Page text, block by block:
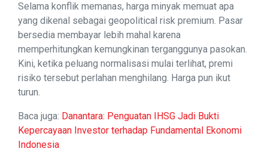
Selama konflik memanas, harga minyak memuat apa
yang dikenal sebagai geopolitical risk premium. Pasar
bersedia membayar lebih mahal karena
memperhitungkan kemungkinan terganggunya pasokan.
Kini, ketika peluang normalisasi mulai terlihat, premi
risiko tersebut perlahan menghilang. Harga pun ikut
turun.
Baca juga: Danantara: Penguatan IHSG Jadi Bukti
Kepercayaan Investor terhadap Fundamental Ekonomi
Indonesia